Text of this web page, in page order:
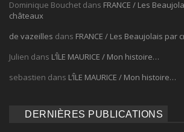
Dominique Bouchet dans FRANCE / Les
châteaux
de vazeilles dans FRANCE / Les Beaujolais par
Julien dans L’ÎLE MAURICE / Mon histoire…
sebastien dans L’ÎLE MAURICE / Mon histoire…
DERNIÈRES PUBLICATIONS